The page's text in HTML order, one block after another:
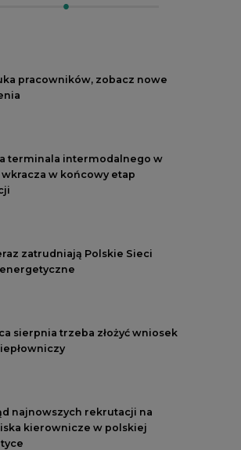
pracowników, zobacz nowe
terminala intermodalnego w
w końcowy etap
zatrudniają Polskie Sieci
sierpnia trzeba złożyć wniosek
najnowszych rekrutacji na
kierownicze w polskiej